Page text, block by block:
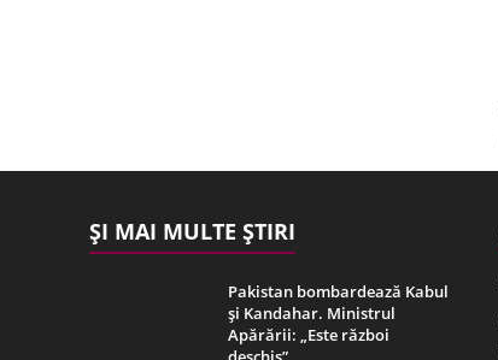
ȘI MAI MULTE ȘTIRI
Pakistan bombardează Kabul
și Kandahar. Ministrul
Apărării: „Este război